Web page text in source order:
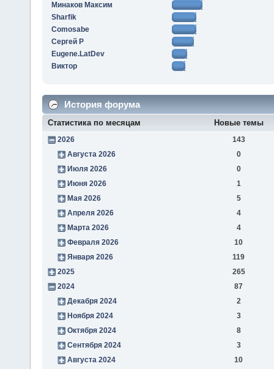
Минаков Максим
Sharfik
Comosabe
Сергей Р
Eugene.LatDev
Виктор
История форума
Статистика по месяцам Новые темы
2026
143
Августа 2026
0
Июля 2026
0
Июня 2026
1
Мая 2026
5
Апреля 2026
4
Марта 2026
4
Февраля 2026
10
Января 2026
119
2025
265
2024
87
Декабря 2024
2
Ноября 2024
3
Октября 2024
8
Сентября 2024
3
Августа 2024
10